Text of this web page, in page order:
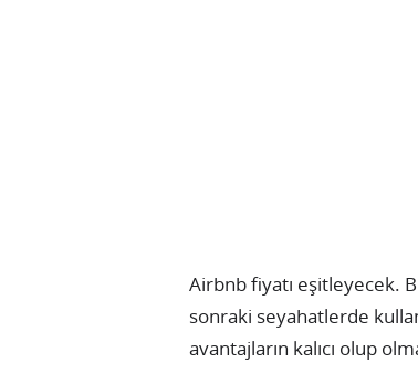
Airbnb fiyatı eşitleyecek.
sonraki seyahatlerde
avantajların kalıcı olup